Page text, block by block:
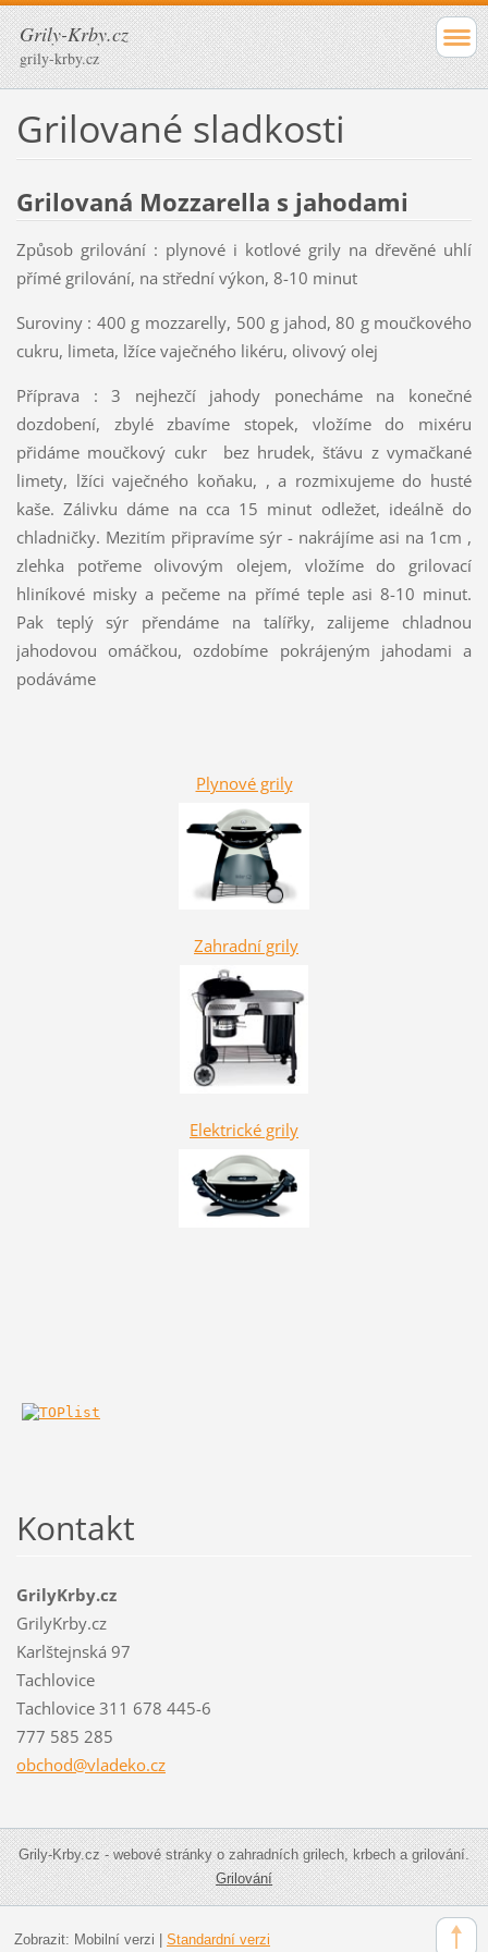
Grily-Krby.cz
grily-krby.cz
Grilované sladkosti
Grilovaná Mozzarella s jahodami
Způsob grilování : plynové i kotlové grily na dřevěné uhlí
přímé grilování, na střední výkon, 8-10 minut
Suroviny : 400 g mozzarelly, 500 g jahod, 80 g moučkového
cukru, limeta, lžíce vaječného likéru, olivový olej
Příprava : 3 nejhezčí jahody ponecháme na konečné
dozdobení, zbylé zbavíme stopek, vložíme do mixéru
přidáme moučkový cukr bez hrudek, šťávu z vymačkané
limety, lžíci vaječného koňaku, , a rozmixujeme do husté
kaše. Zálivku dáme na cca 15 minut odležet, ideálně do
chladničky. Mezitím připravíme sýr - nakrájíme asi na 1cm ,
zlehka potřeme olivovým olejem, vložíme do grilovací
hliníkové misky a pečeme na přímé teple asi 8-10 minut.
Pak teplý sýr přendáme na talířky, zalijeme chladnou
jahodovou omáčkou, ozdobíme pokrájeným jahodami a
podáváme
Plynové grily
Zahradní grily
Elektrické grily
Kontakt
GrilyKrby.cz
GrilyKrby.cz
Karlštejnská 97
Tachlovice
Tachlovice 311 678 445-6
777 585 285
obchod@vladeko.cz
Grily-Krby.cz - webové stránky o zahradních grilech, krbech a grilování.
Grilování
Zobrazit: Mobilní verzi | Standardní verzi